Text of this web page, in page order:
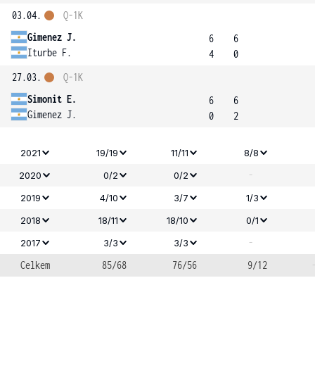
03.04.
Gimenez J.
Iturbe F.
Q-1K
6
4
6
0
27.03.
Simonit E.
Gimenez J.
Q-1K
6
0
6
2
2021 19/19 11/11
8/8
2020
0/2 0/2 -
2019 4/10 3/7
1/3
2018
18/11 18/10
0/1
2017
3/3 3/3
-
Celkem
85/68 76/56 9/12